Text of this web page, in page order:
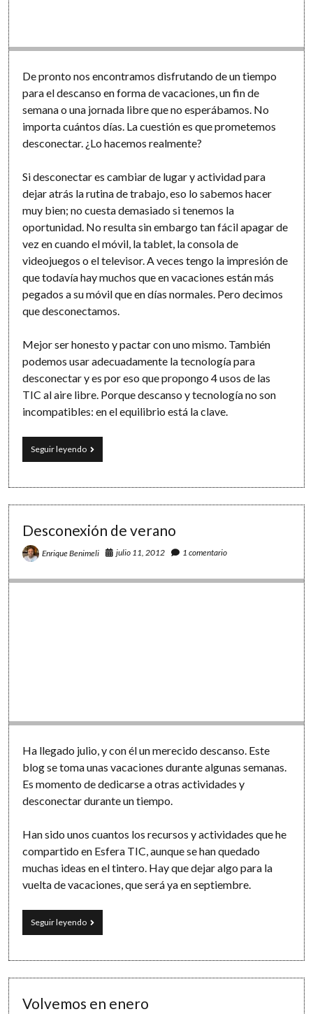
De pronto nos encontramos disfrutando de un tiempo
para el descanso en forma de vacaciones, un fin de
semana o una jornada libre que no esperábamos. No
importa cuántos días. La cuestión es que prometemos
desconectar. ¿Lo hacemos realmente?
Si desconectar es cambiar de lugar y actividad para
dejar atrás la rutina de trabajo, eso lo sabemos hacer
muy bien; no cuesta demasiado si tenemos la
oportunidad. No resulta sin embargo tan fácil apagar de
vez en cuando el móvil, la tablet, la consola de
videojuegos o el televisor. A veces tengo la impresión de
que todavía hay muchos que en vacaciones están más
pegados a su móvil que en días normales. Pero decimos
que desconectamos.
Mejor ser honesto y pactar con uno mismo. También
podemos usar adecuadamente la tecnología para
desconectar y es por eso que propongo 4 usos de las
TIC al aire libre. Porque descanso y tecnología no son
incompatibles: en el equilibrio está la clave.
Seguir leyendoLas
TIC
desconectar:
de
tecnología
Desconexión de verano
Enrique Benimeli julio 11, 2012 1 comentario
Ha llegado julio, y con él un merecido descanso. Este
blog se toma unas vacaciones durante algunas semanas.
Es momento de dedicarse a otras actividades y
desconectar durante un tiempo.
Han sido unos cuantos los recursos y actividades que he
compartido en Esfera TIC, aunque se han quedado
muchas ideas en el tintero. Hay que dejar algo para la
vuelta de vacaciones, que será ya en septiembre.
Seguir leyendoDesconexión
de
Volvemos en enero